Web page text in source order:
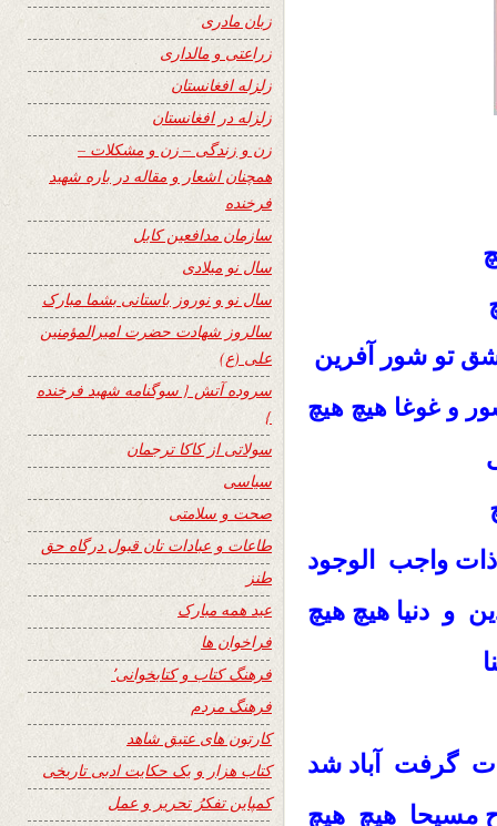
تو شور آفرين
و غوغا هيچ هيچ
واجب الوجود
و دنيا هيچ هيچ
گرفت آباد شد
مسيحا هيچ هيچ
زبان مادری
زراعتی و مالداری
زلزله افغانستان
زلزله در افغانستان
زن و زندگی – زن و مشکلات –
همچنان اشعار و مقاله در باره شهید
فرخنده
سازمان مدافعین کابل
سال نو میلادی
سال نو و نوروز باستانی بشما مبارک
سالروز شهادت حضرت امیرالمؤمنین
علی (ع)
سروده آتش { سوگنامه شهید فرخنده
}
سولاتی از کاکا ترجمان
سیاسی
صحت و سلامتی
طاعات و عبادات تان قبول درگاه حق
طنز
عید همه مبارک
فراخوان ها
فرهنگ کتاب و کتابخوانی٬
فرهنگ مردم
کارتون های عتیق شاهد
کتاب هزار و یک حکایت ادبی تاریخی
کمپاین تفکرُ تحریر و عمل